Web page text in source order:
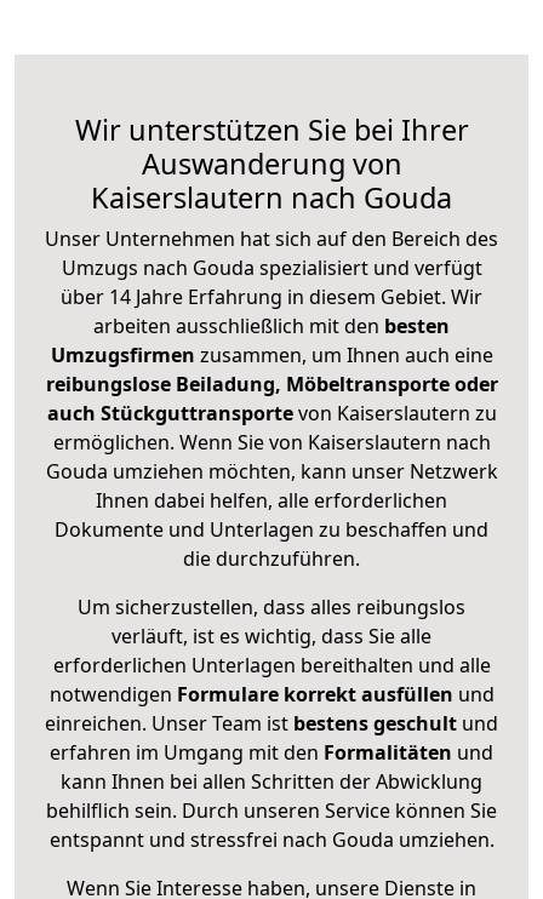
Wir unterstützen Sie bei Ihrer
Auswanderung von
Kaiserslautern nach Gouda
Unser Unternehmen hat sich auf den Bereich des
Umzugs nach Gouda spezialisiert und verfügt
über 14 Jahre Erfahrung in diesem Gebiet. Wir
arbeiten ausschließlich mit den besten
Umzugsfirmen zusammen, um Ihnen auch eine
reibungslose Beiladung, Möbeltransporte oder
auch Stückguttransportevon Kaiserslautern zu
ermöglichen. Wenn Sie von Kaiserslautern nach
Gouda umziehen möchten, kann unser Netzwerk
Ihnen dabei helfen, alle erforderlichen
Dokumente und Unterlagen zu beschaffen und
die durchzuführen.
Um sicherzustellen, dass alles reibungslos
verläuft, ist es wichtig, dass Sie alle
erforderlichen Unterlagen bereithalten und alle
notwendigen Formulare korrekt ausfüllen und
einreichen. Unser Team ist bestens geschult und
erfahren im Umgang mit den Formalitäten und
kann Ihnen bei allen Schritten der Abwicklung
behilflich sein. Durch unseren Service können Sie
entspannt und stressfrei nach Gouda umziehen.
Wenn Sie Interesse haben, unsere Dienste in